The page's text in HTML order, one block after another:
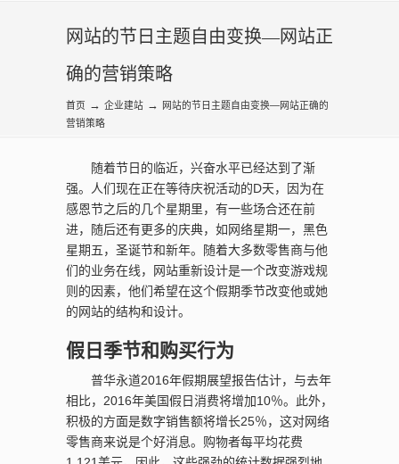
网站的节日主题自由变换—网站正
确的营销策略
首页 → 企业建站 → 网站的节日主题自由变换—网站正确的
营销策略
随着节日的临近，兴奋水平已经达到了渐
强。人们现在正在等待庆祝活动的D天，因为在
感恩节之后的几个星期里，有一些场合还在前
进，随后还有更多的庆典，如网络星期一，黑色
星期五，圣诞节和新年。随着大多数零售商与他
们的业务在线，网站重新设计是一个改变游戏规
则的因素，他们希望在这个假期季节改变他或她
的网站的结构和设计。
假日季节和购买行为
普华永道2016年假期展望报告估计，与去年
相比，2016年美国假日消费将增加10％。此外，
积极的方面是数字销售额将增长25％，这对网络
零售商来说是个好消息。购物者每平均花费